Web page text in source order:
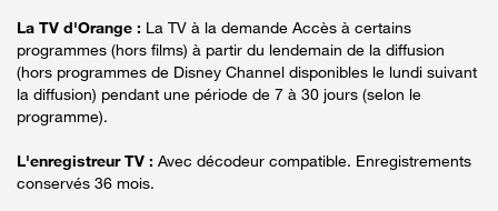
La TV d'Orange : La TV à la demande Accès à certains
programmes (hors films) à partir du lendemain de la diffusion
(hors programmes de Disney Channel disponibles le lundi suivant
la diffusion) pendant une période de 7 à 30 jours (selon le
programme).
L'enregistreur TV : Avec décodeur compatible. Enregistrements
conservés 36 mois.